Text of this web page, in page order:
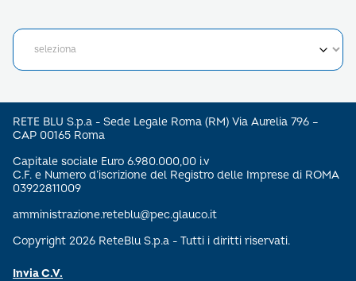
RETE BLU S.p.a - Sede Legale Roma (RM) Via Aurelia 796 –
CAP 00165 Roma
Capitale sociale Euro 6.980.000,00 i.v
C.F. e Numero d’iscrizione del Registro delle Imprese di ROMA
03922811009
amministrazione.reteblu@pec.glauco.it
Copyright 2026 ReteBlu S.p.a - Tutti i diritti riservati.
Invia C.V.